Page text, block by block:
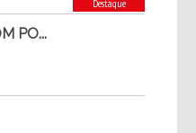
Destaque
PO...